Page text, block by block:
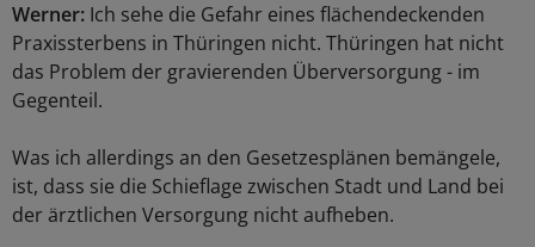
Werner: Ich sehe die Gefahr eines flächendeckenden
Praxissterbens in Thüringen nicht. Thüringen hat nicht
das Problem der gravierenden Überversorgung - im
Gegenteil.
Was ich allerdings an den Gesetzesplänen bemängele,
ist, dass sie die Schieflage zwischen Stadt und Land bei
der ärztlichen Versorgung nicht aufheben.